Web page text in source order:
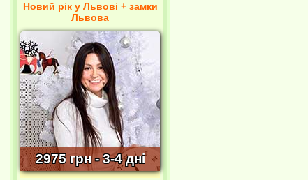
Новий рік у Львові + замки
Львова
2975 грн - 3-4 дні